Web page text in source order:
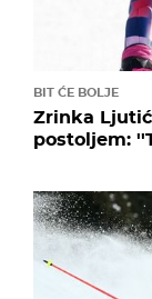
BIT ĆE BOLJE
Zrinka
postoljem: